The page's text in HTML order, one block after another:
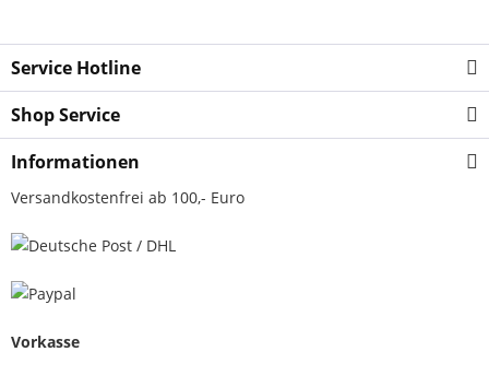
Service Hotline
Shop Service
Informationen
Versandkostenfrei ab 100,- Euro
Vorkasse